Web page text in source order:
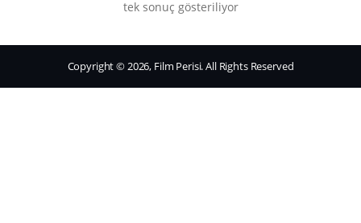
tek sonuç gösteriliyor
Copyright © 2026, Film Perisi. All Rights Reserved